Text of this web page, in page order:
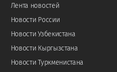
Лента новостей
Новости России
Новости Узбекистана
Новости Кыргызстана
Новости Туркменистана